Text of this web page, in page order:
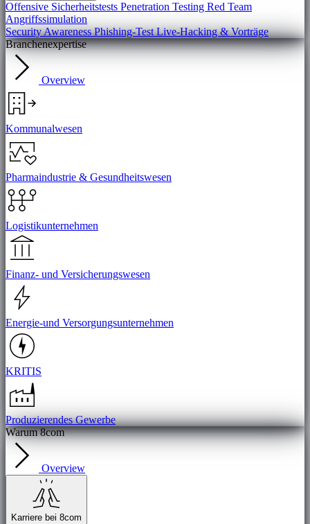
Offensive Sicherheitstests Penetration Testing Red Team
Angriffssimulation
Security AwarenessPhishing-TestLive-Hacking & Vorträge
Branchenexpertise
Overview
Kommunalwesen
Pharmaindustrie & Gesundheitswesen
Logistikunternehmen
Finanz- und Versicherungswesen
Energie-und Versorgungsunternehmen
KRITIS
Produzierendes Gewerbe
Warum 8com
Overview
Karriere bei 8com